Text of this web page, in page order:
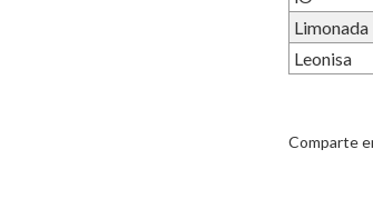
Limonada
Leonisa
Comparte